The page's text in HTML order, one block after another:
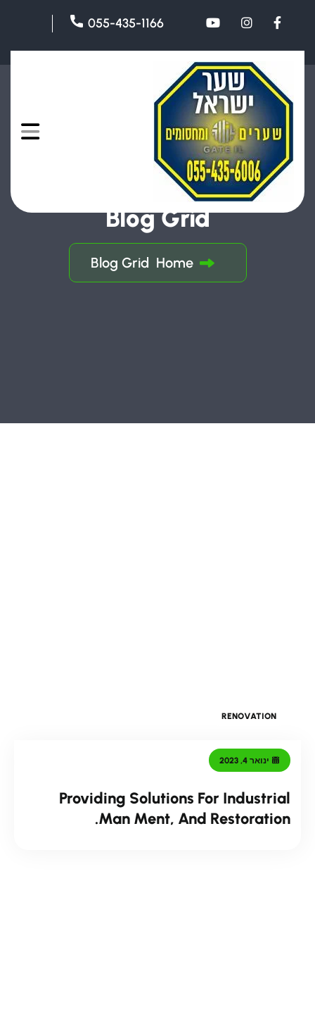
055-435-1166
Blog Grid
Home
Blog Grid
RENOVATION
ינואר 4, 2023
Providing Solutions For Industrial
Man Ment, And Restoration.